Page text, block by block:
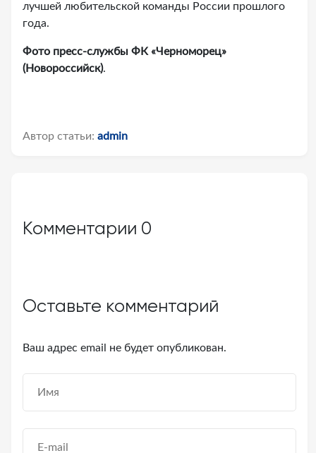
лучшей любительской команды России прошлого
года.
Фото пресс-службы ФК «Черноморец»
(Новороссийск).
Автор статьи: admin
Комментарии 0
Оставьте комментарий
Ваш адрес email не будет опубликован.